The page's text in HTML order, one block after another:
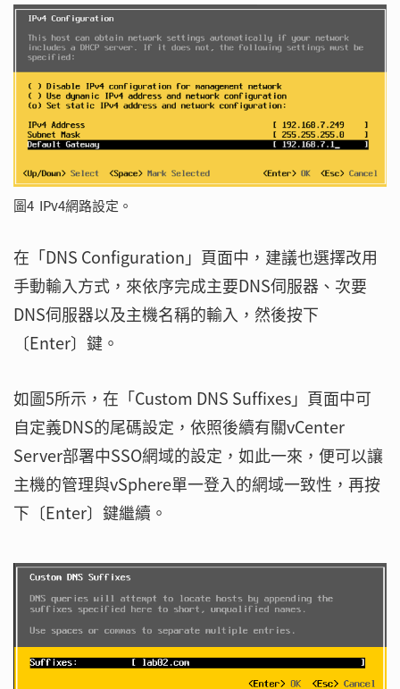
圖4 IPv4網路設定。
在「DNS Configuration」頁面中，建議也選擇改用
手動輸入方式，來依序完成主要DNS伺服器、次要
DNS伺服器以及主機名稱的輸入，然後按下
〔Enter〕鍵。
如圖5所示，在「Custom DNS Suffixes」頁面中可
自定義DNS的尾碼設定，依照後續有關vCenter
Server部署中SSO網域的設定，如此一來，便可以讓
主機的管理與vSphere單一登入的網域一致性，再按
下〔Enter〕鍵繼續。